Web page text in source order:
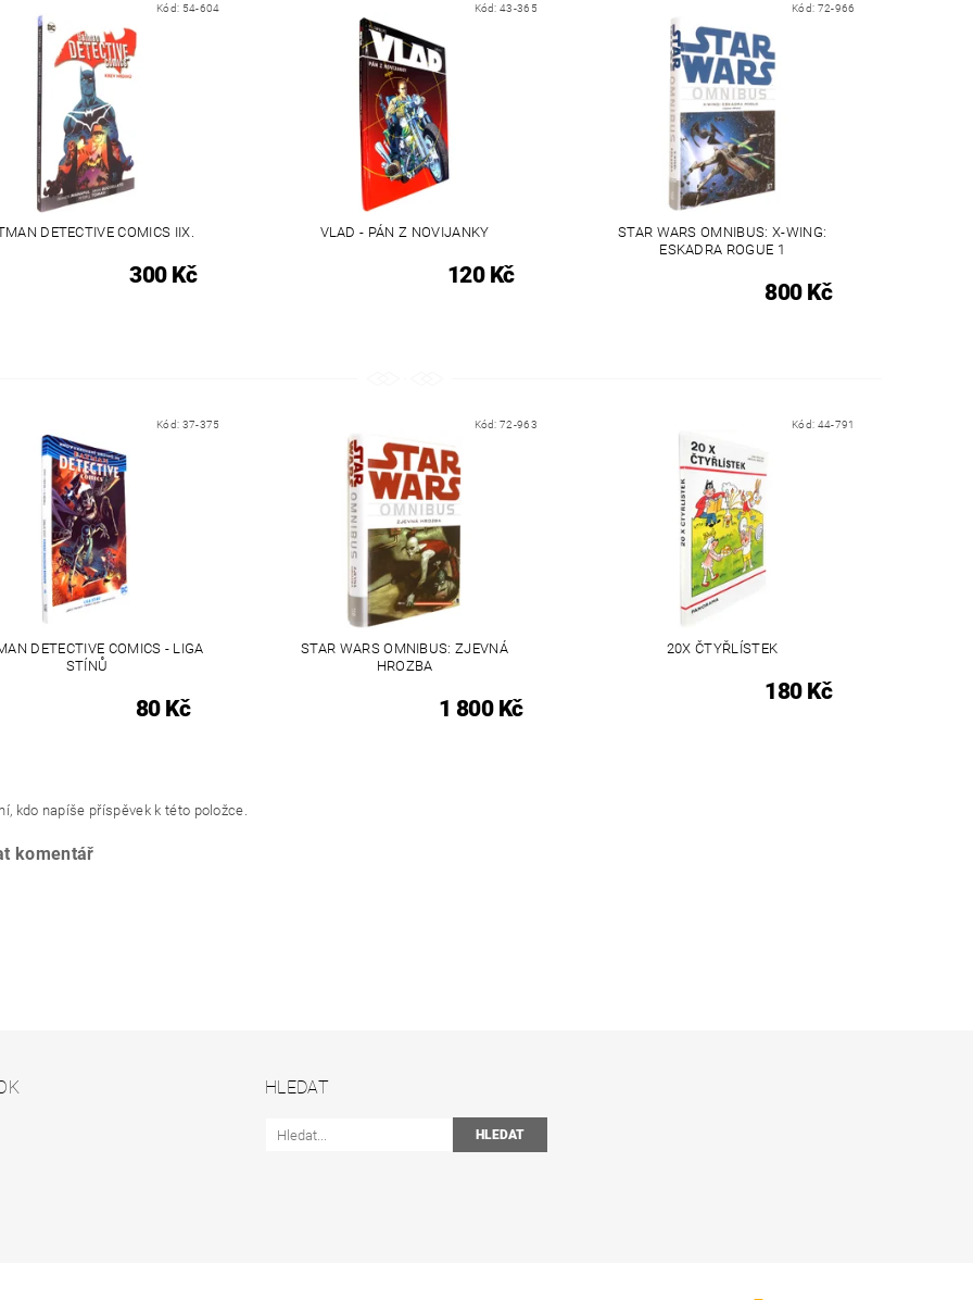
Kód: 54-604
DETECTIVE COMICS IIX.
300 Kč
Kód:43-365
VLAD - PÁN Z NOVIJANKY
120 Kč
Kód: 72-966
STAR WARS OMNIBUS: X-WING:
ESKADRA ROGUE 1
800 Kč
Kód: 37-375
DETECTIVE COMICS - LIGA
STÍNŮ
80 Kč
Kód:72-963
STAR WARS OMNIBUS: ZJEVNÁ
HROZBA
1 800 Kč
Kód: 44-791
20X ČTYŘLÍSTEK
180 Kč
kdo napíše příspěvek k této položce.
komentář
HLEDAT